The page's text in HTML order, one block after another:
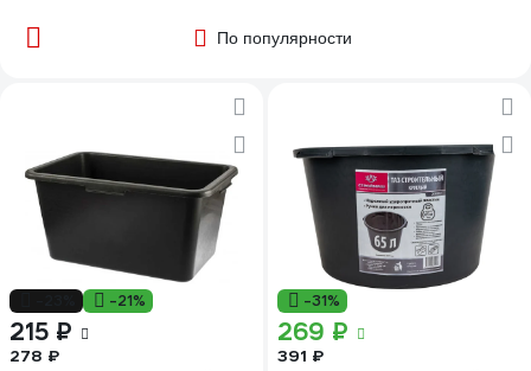
По популярности
-21%
215 ₽
278 ₽
-31%
269 ₽
391 ₽